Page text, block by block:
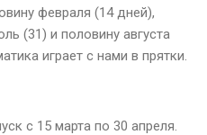
февраля (14 дней),
(31) и половину августа
играет с нами в прятки.
с 15 марта по 30 апреля.